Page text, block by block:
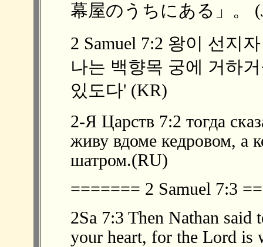
幕屋のうちにある」。
2 Samuel 7:2 왕이 선지
나는 백향목 궁에 거하
있도다' (KR)
2-Я Царств 7:2 тогда
живу вдоме кедровом, а
шатром.(RU)
======= 2 Samuel 7:3
2Sa 7:3 Then Nathan
your heart, for the Lord